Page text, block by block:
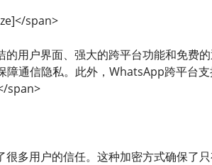
span>
用户界面、强大的跨平台功能和免费
障通信隐私。此外，WhatsApp跨平台
span>
多用户的信任。这种加密方式确保了只